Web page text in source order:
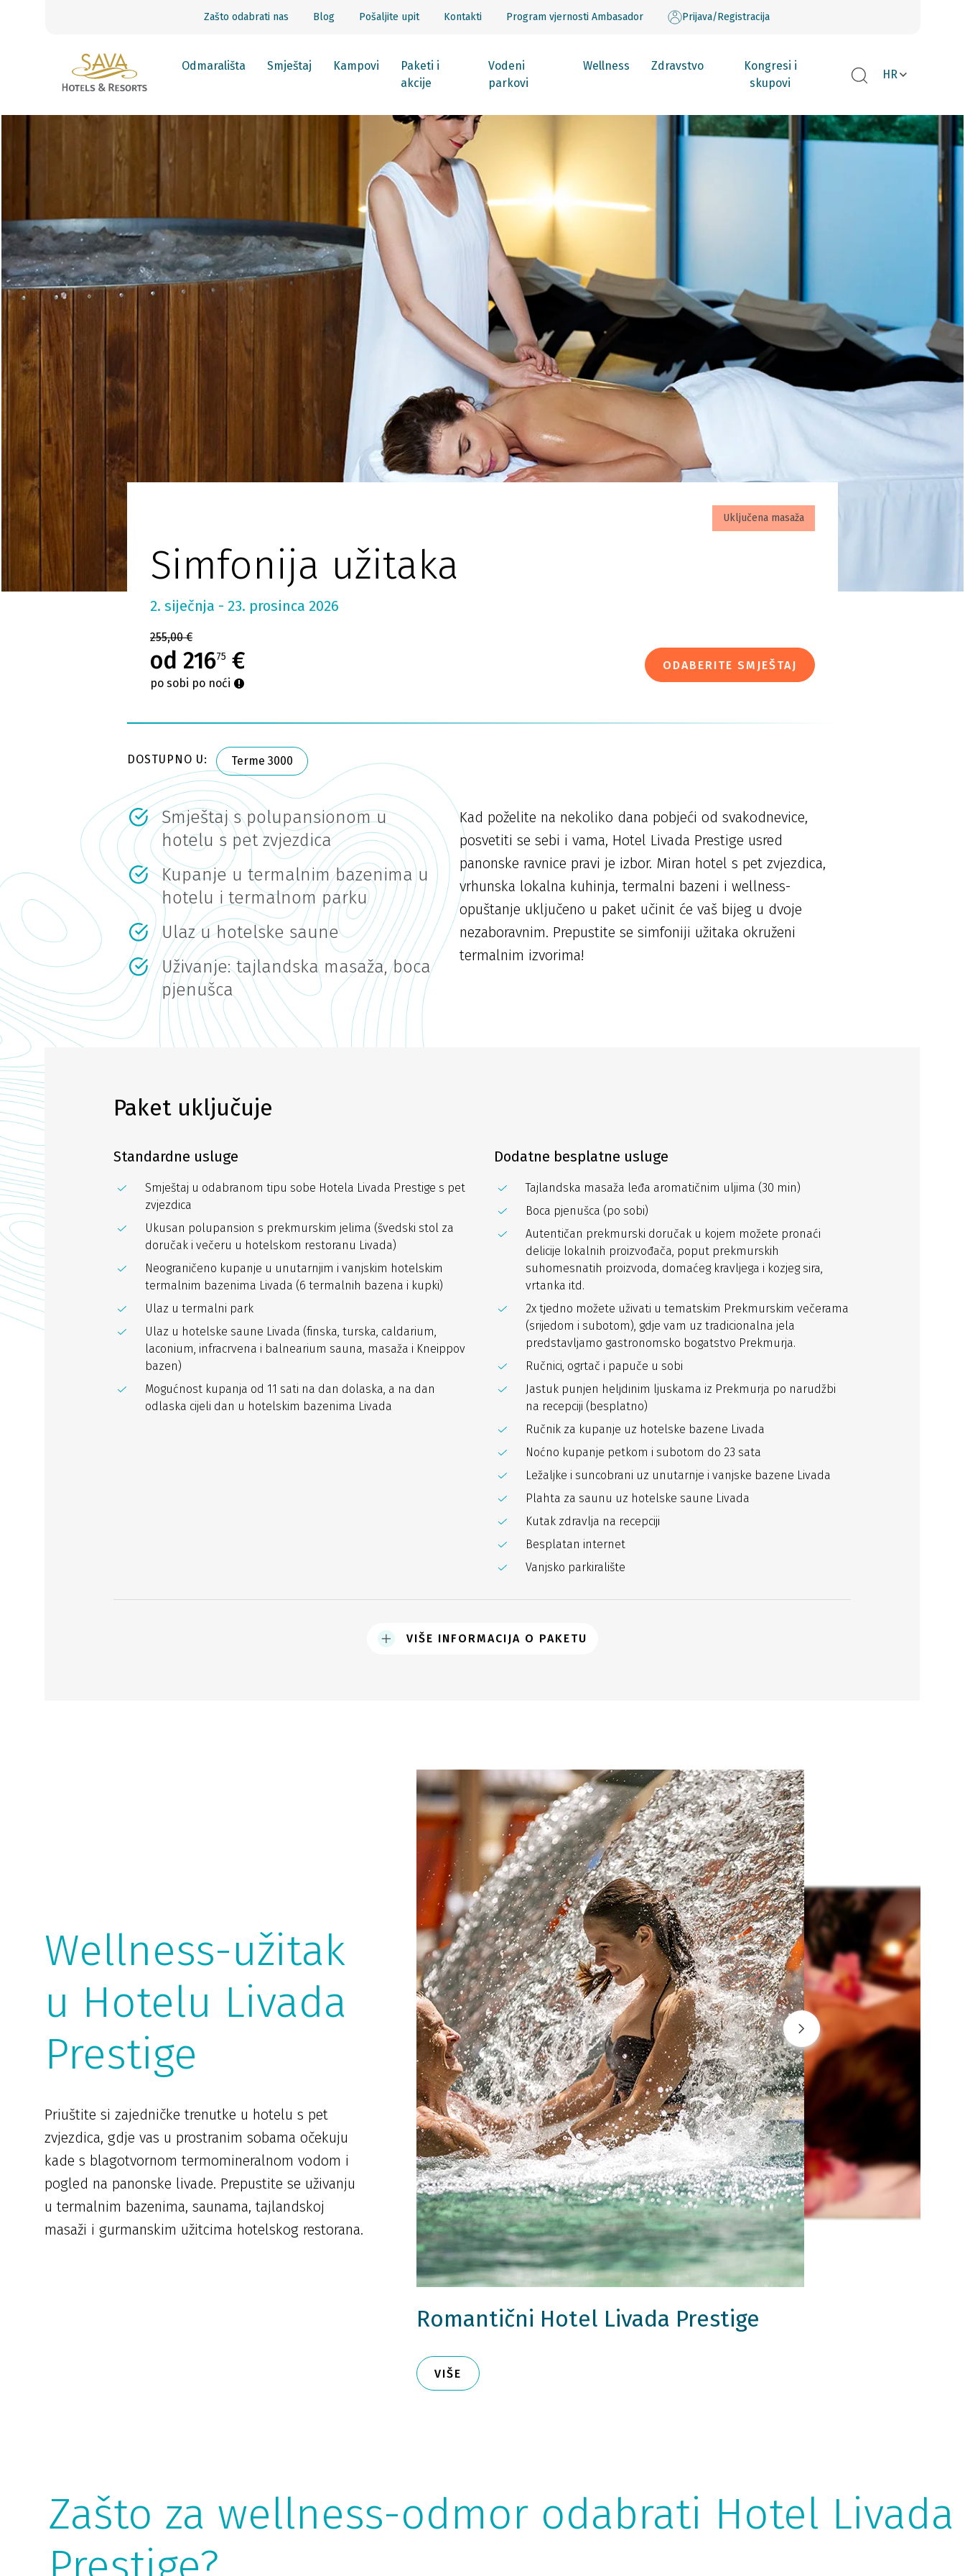
Zašto odabrati nas Blog Pošaljite upit Kontakti Program vjernosti Ambasador Prijava/Registracija
Odmarališta Smještaj Kampovi
Paketi i
akcije
Vodeni
parkovi
Wellness Zdravstvo
Kongresi i
skupovi
HR
Uključena masaža
Simfonija užitaka
2. siječnja - 23. prosinca 2026
255,00 €
od 21675 €
po sobi po noći
ODABERITE SMJEŠTAJ
DOSTUPNO U: Terme 3000
Kad poželite na nekoliko dana pobjeći od svakodnevice,
posvetiti se sebi i vama, Hotel Livada Prestige usred
panonske ravnice pravi je izbor. Miran hotel s pet zvjezdica,
vrhunska lokalna kuhinja, termalni bazeni i wellness-
opuštanje uključeno u paket učinit će vaš bijeg u dvoje
nezaboravnim. Prepustite se simfoniji užitaka okruženi
termalnim izvorima!
Smještaj s polupansionom u
hotelu s pet zvjezdica
Kupanje u termalnim bazenima u
hotelu i termalnom parku
Ulaz u hotelske saune
Uživanje: tajlandska masaža, boca
pjenušca
Paket uključuje
Standardne usluge
Smještaj u odabranom tipu sobe Hotela Livada Prestige s pet
zvjezdica
Ukusan polupansion s prekmurskim jelima (švedski stol za
doručak i večeru u hotelskom restoranu Livada)
Neograničeno kupanje u unutarnjim i vanjskim hotelskim
termalnim bazenima Livada (6 termalnih bazena i kupki)
Ulaz u termalni park
Ulaz u hotelske saune Livada (finska, turska, caldarium,
laconium, infracrvena i balnearium sauna, masaža i Kneippov
bazen)
Mogućnost kupanja od 11 sati na dan dolaska, a na dan
odlaska cijeli dan u hotelskim bazenima Livada
Dodatne besplatne usluge
Tajlandska masaža leđa aromatičnim uljima (30 min)
Boca pjenušca (po sobi)
Autentičan prekmurski doručak u kojem možete pronaći
delicije lokalnih proizvođača, poput prekmurskih
suhomesnatih proizvoda, domaćeg kravljega i kozjeg sira,
vrtanka itd.
2x tjedno možete uživati u tematskim Prekmurskim večerama
(srijedom i subotom), gdje vam uz tradicionalna jela
predstavljamo gastronomsko bogatstvo Prekmurja.
Ručnici, ogrtač i papuče u sobi
Jastuk punjen heljdinim ljuskama iz Prekmurja po narudžbi
na recepciji (besplatno)
Ručnik za kupanje uz hotelske bazene Livada
Noćno kupanje petkom i subotom do 23 sata
Ležaljke i suncobrani uz unutarnje i vanjske bazene Livada
Plahta za saunu uz hotelske saune Livada
Kutak zdravlja na recepciji
Besplatan internet
Vanjsko parkiralište
VIŠE INFORMACIJA O PAKETU
Wellness-užitak
u Hotelu Livada
Prestige
Priuštite si zajedničke trenutke u hotelu s pet
zvjezdica, gdje vas u prostranim sobama očekuju
kade s blagotvornom termomineralnom vodom i
pogled na panonske livade. Prepustite se uživanju
u termalnim bazenima, saunama, tajlandskoj
masaži i gurmanskim užitcima hotelskog restorana.
Romantični Hotel Livada Prestige
VIŠE
Zašto za wellness-odmor odabrati Hotel Livada